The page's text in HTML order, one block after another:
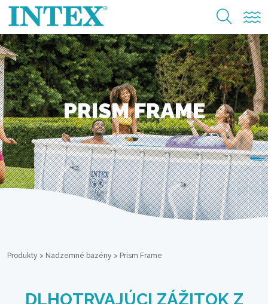
PRISM FRAME
Produkty > Nadzemné bazény > Prism Frame
DLHOTRVAJÚCI ZÁŽITOK Z